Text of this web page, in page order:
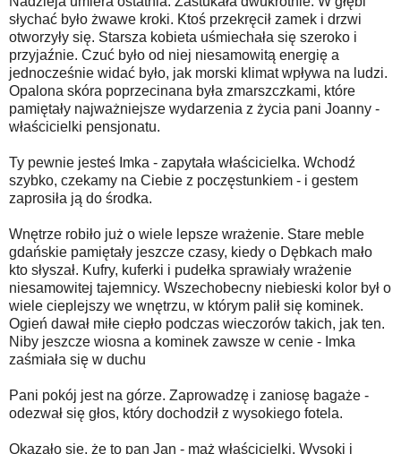
słychać było żwawe kroki. Ktoś przekręcił zamek i drzwi
otworzyły się. Starsza kobieta uśmiechała się szeroko i
przyjaźnie. Czuć było od niej niesamowitą energię a
jednocześnie widać było, jak morski klimat wpływa na ludzi.
Opalona skóra poprzecinana była zmarszczkami, które
pamiętały najważniejsze wydarzenia z życia pani Joanny -
właścicielki pensjonatu.
Ty pewnie jesteś Imka - zapytała właścicielka. Wchodź
szybko, czekamy na Ciebie z poczęstunkiem - i gestem
zaprosiła ją do środka.
Wnętrze robiło już o wiele lepsze wrażenie. Stare meble
gdańskie pamiętały jeszcze czasy, kiedy o Dębkach mało
kto słyszał. Kufry, kuferki i pudełka sprawiały wrażenie
niesamowitej tajemnicy. Wszechobecny niebieski kolor był o
wiele cieplejszy we wnętrzu, w którym palił się kominek.
Ogień dawał miłe ciepło podczas wieczorów takich, jak ten.
Niby jeszcze wiosna a kominek zawsze w cenie - Imka
zaśmiała się w duchu
Pani pokój jest na górze. Zaprowadzę i zaniosę bagaże -
odezwał się głos, który dochodził z wysokiego fotela.
Okazało się, że to pan Jan - mąż właścicielki. Wysoki i